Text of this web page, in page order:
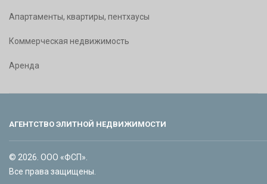
Апартаменты, квартиры, пентхаусы
Коммерческая недвижимость
Аренда
АГЕНТСТВО ЭЛИТНОЙ НЕДВИЖИМОСТИ
© 2026. ООО «ФСП».
Все права защищены.